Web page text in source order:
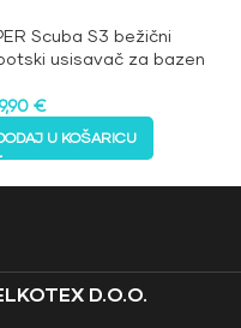
Scuba S3 bežični
usisavač za bazen
€
U KOŠARICU
D.O.O.